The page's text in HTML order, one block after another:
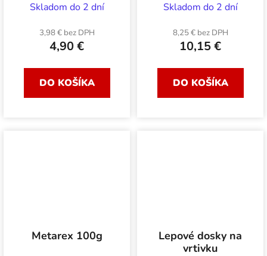
Skladom do 2 dní
3,98 € bez DPH
4,90 €
DO KOŠÍKA
Skladom do 2 dní
8,25 € bez DPH
10,15 €
DO KOŠÍKA
Metarex 100g
Lepové dosky na
vrtivku